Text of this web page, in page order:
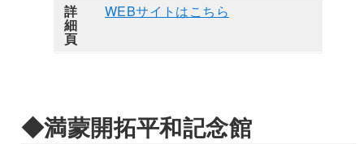
詳
細
頁
WEBサイトはこちら
◆満蒙開拓平和記念館